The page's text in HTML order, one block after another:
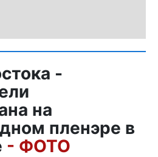
-
на
пленэре в
- ФОТО